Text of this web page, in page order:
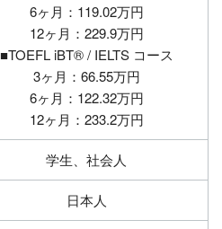
6ヶ月：119.02万円
12ヶ月：229.9万円
■TOEFL iBT® / IELTS コース
3ヶ月：66.55万円
6ヶ月：122.32万円
12ヶ月：233.2万円
学生、社会人
日本人